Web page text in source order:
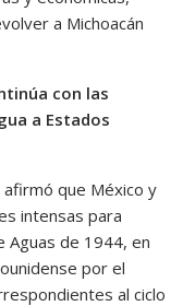
a Michoacán
con las
a Estados
afirmó que México y
intensas para
Aguas de 1944, en
por el
al ciclo